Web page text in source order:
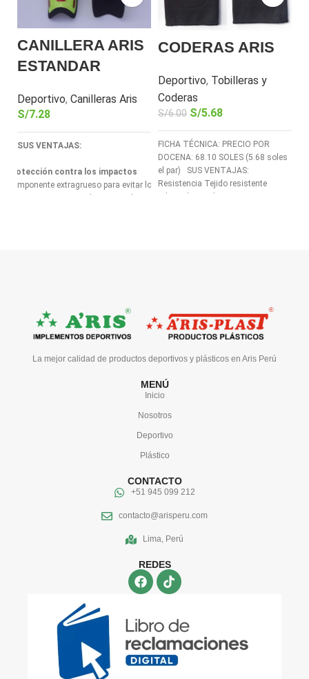
CANILLERA ARIS
ESTANDAR
Deportivo, Canilleras Aris
S/7.28
SUS VENTAJAS:
Protección contra los impactos
Componente extragrueso para evitar los
traumatismos causados por cualquier
CODERAS ARIS
Deportivo, Tobilleras y
Coderas
S/6.00 S/5.68
FICHA TÉCNICA: PRECIO POR
DOCENA: 68.10 SOLES (5.68 soles
el par) SUS VENTAJAS:
Resistencia Tejido resistente
adaptado a todo
La mejor calidad de productos deportivos y plásticos en Aris Perú
MENÚ
Inicio
Nosotros
Deportivo
Plástico
CONTACTO
+51 945 099 212
contacto@arisperu.com
Lima, Perú
REDES